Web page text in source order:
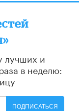
лучших и
в неделю:
ПОДПИСАТЬСЯ